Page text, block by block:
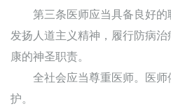
第三条医师应当具备良好的
发扬人道主义精神，履行防病
康的神圣职责。
全社会应当尊重医师。医师
护。